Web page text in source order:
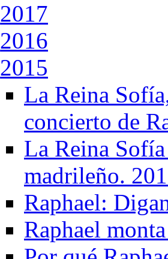
2017
2016
2015
La Reina
concierto de
La Reina
madrileño.
Raphael:
Raphael